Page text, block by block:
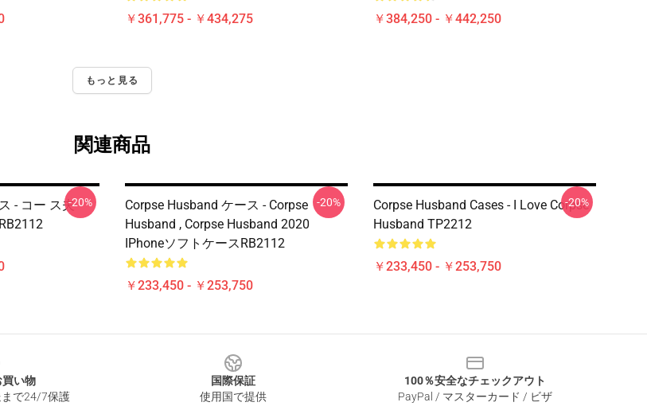
￥361,775 - ￥434,275 ￥384,250 - ￥442,250
もっと見る
関連商品
- コー ス夫-20%
Corpse Husband ケース - Corpse
Husband , Corpse Husband 2020
IPhoneソフトケースRB2112
￥233,450 - ￥253,750
-20%
Corpse Husband Cases - I Love Corpse
Husband TP2212
￥233,450 - ￥253,750
-20%
い物
で24/7保護
国際保証
使用国で提供
100％安全なチェックアウト
PayPal / マスターカード / ビザ